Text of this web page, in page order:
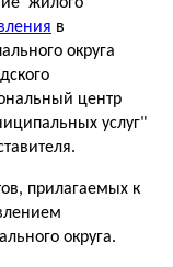
в
округа
центр
услуг"
прилагаемых к
округа.